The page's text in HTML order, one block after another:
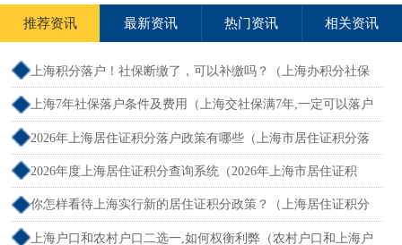
推荐资讯 最新资讯 热门资讯 相关资讯
上海积分落户！社保断缴了，可以补缴吗？（上海办积分社保
断交需要重新计算吗）
上海7年社保落户条件及费用（上海交社保满7年,一定可以落户
吗？）
2026年上海居住证积分落户政策有哪些（上海市居住证积分落
户政策2026年）
2026年度上海居住证积分查询系统（2026年上海市居住证积
分）
你怎样看待上海实行新的居住证积分政策？（上海居住证积分
新规）
上海户口和农村户口二选一,如何权衡利弊（农村户口和上海户